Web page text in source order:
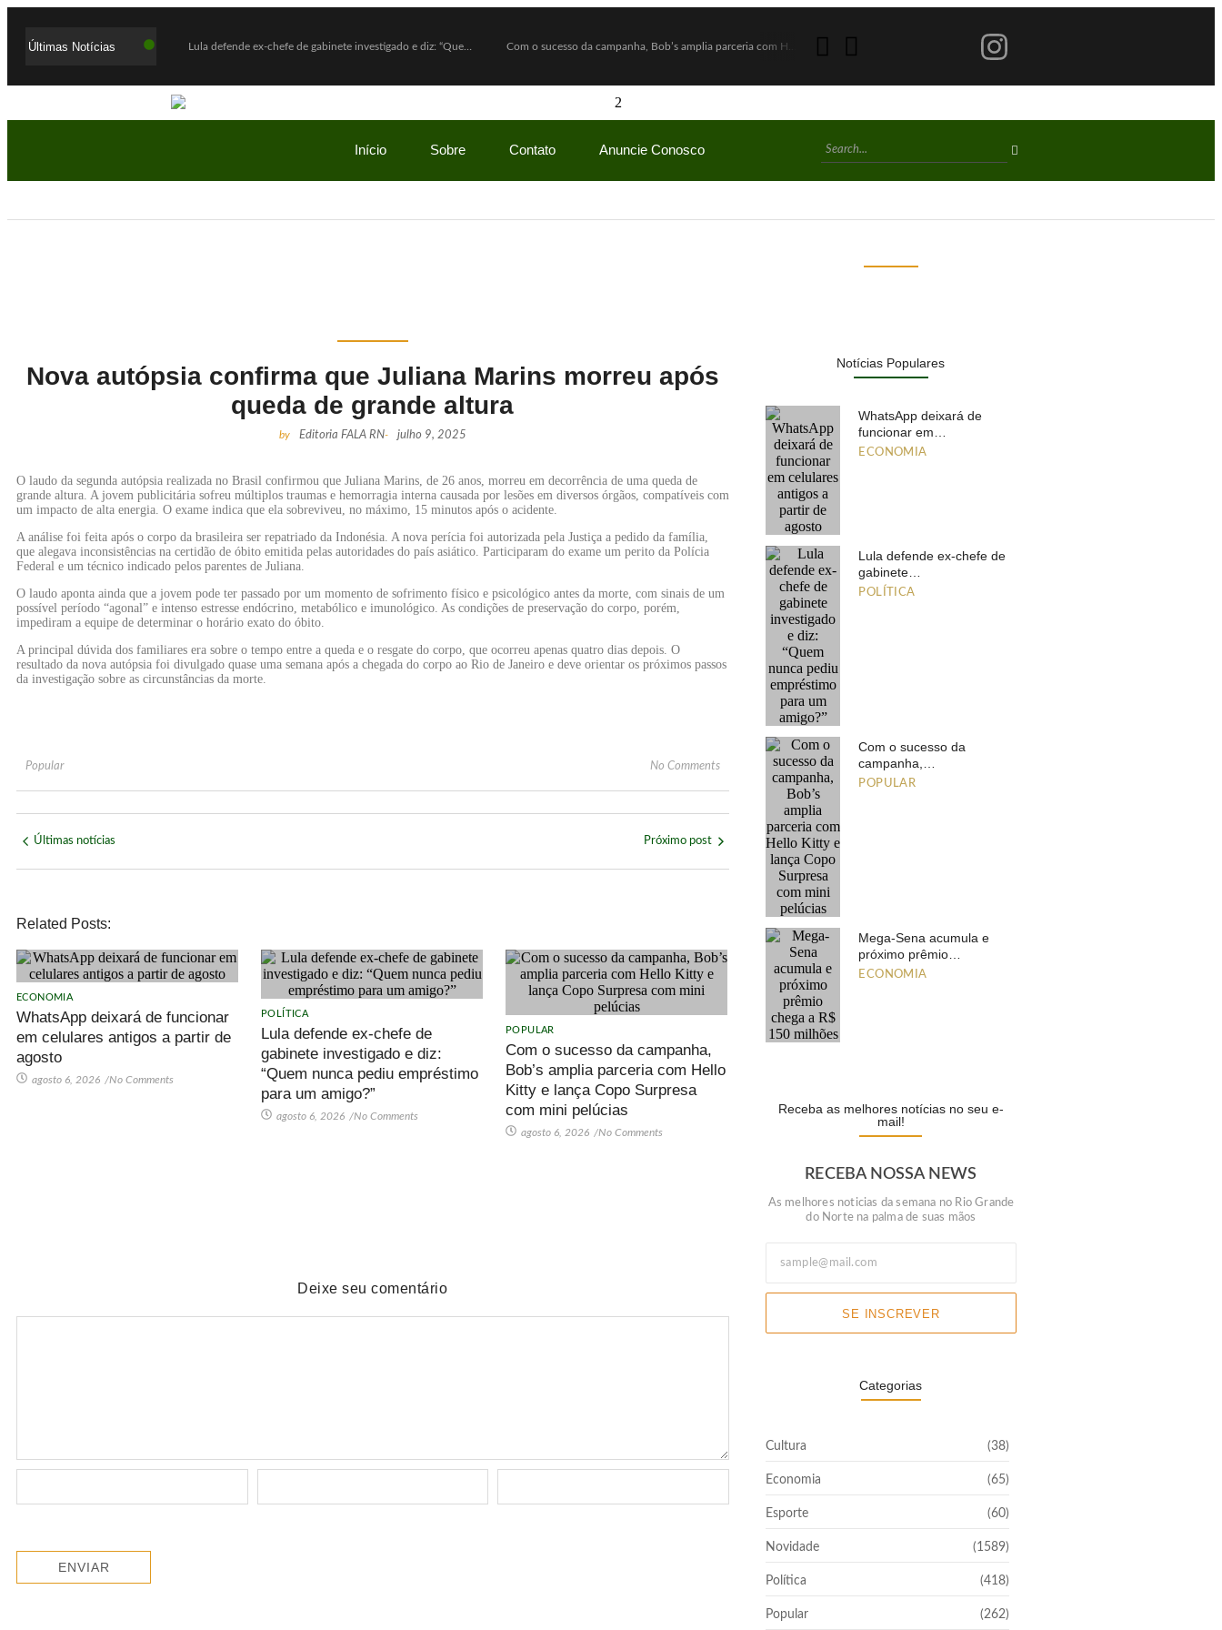
Últimas Notícias WhatsApp deixará de funcionar em celulares antigos a partir de agosto
Início Sobre Contato Anuncie Conosco
Nova autópsia confirma que Juliana Marins morreu após
queda de grande altura
by Editoria FALA RN- julho 9, 2025
O laudo da segunda autópsia realizada no Brasil confirmou que Juliana Marins, de 26 anos, morreu em decorrência de uma queda de
grande altura. A jovem publicitária sofreu múltiplos traumas e hemorragia interna causada por lesões em diversos órgãos, compatíveis com
um impacto de alta energia. O exame indica que ela sobreviveu, no máximo, 15 minutos após o acidente.
A análise foi feita após o corpo da brasileira ser repatriado da Indonésia. A nova perícia foi autorizada pela Justiça a pedido da família,
que alegava inconsistências na certidão de óbito emitida pelas autoridades do país asiático. Participaram do exame um perito da Polícia
Federal e um técnico indicado pelos parentes de Juliana.
O laudo aponta ainda que a jovem pode ter passado por um momento de sofrimento físico e psicológico antes da morte, com sinais de um
possível período “agonal” e intenso estresse endócrino, metabólico e imunológico. As condições de preservação do corpo, porém,
impediram a equipe de determinar o horário exato do óbito.
A principal dúvida dos familiares era sobre o tempo entre a queda e o resgate do corpo, que ocorreu apenas quatro dias depois. O
resultado da nova autópsia foi divulgado quase uma semana após a chegada do corpo ao Rio de Janeiro e deve orientar os próximos passos
da investigação sobre as circunstâncias da morte.
Popular No Comments
Últimas notícias Próximo post
Related Posts:
ECONOMIA
WhatsApp deixará de funcionar
em celulares antigos a partir de
agosto
agosto 6, 2026 /No Comments
POLÍTICA
Lula defende ex-chefe de
gabinete investigado e diz:
“Quem nunca pediu empréstimo
para um amigo?”
agosto 6, 2026 /No Comments
POPULAR
Com o sucesso da campanha,
Bob’s amplia parceria com Hello
Kitty e lança Copo Surpresa
com mini pelúcias
agosto 6, 2026 /No Comments
Deixe seu comentário
Notícias Populares
WhatsApp deixará de
funcionar em…
ECONOMIA
Lula defende ex-chefe de
gabinete…
POLÍTICA
Com o sucesso da
campanha,…
POPULAR
Mega-Sena acumula e
próximo prêmio…
ECONOMIA
Receba as melhores notícias no seu e-
mail!
RECEBA NOSSA NEWS
As melhores noticias da semana no Rio Grande
do Norte na palma de suas mãos
SE INSCREVER
Categorias
Cultura (38)
Economia (65)
Esporte (60)
Novidade (1589)
Política (418)
Popular (262)